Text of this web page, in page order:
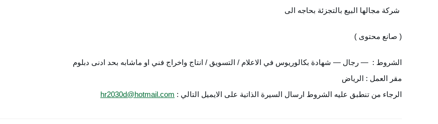
شركة مجالها البيع بالتجزئة بحاجه الى
( صانع محتوى )
الشروط :  — رجال — شهادة بكالوريوس في الاعلام / التسويق / انتاج واخراج فني او ماشابه بحد ادنى دبلوم
مقر العمل : الرياض
الرجاء من تنطبق عليه الشروط ارسال السيرة الذاتية على الايميل التالي : hr2030d@hotmail.com